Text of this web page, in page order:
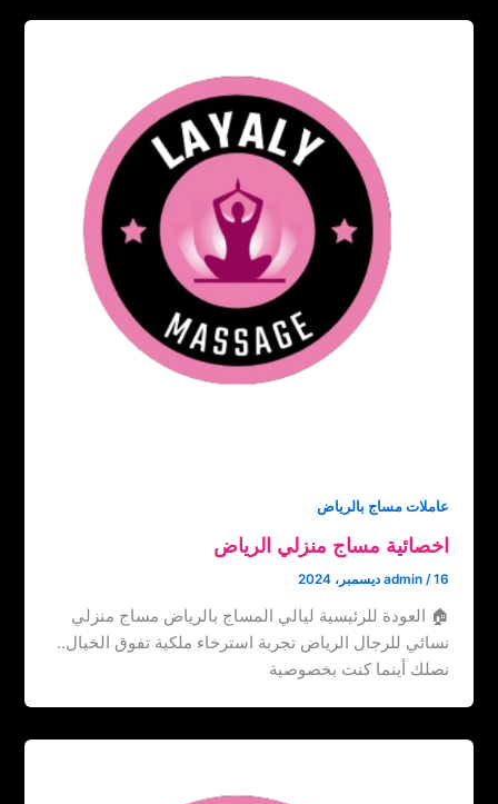
عاملات مساج بالرياض
اخصائية مساج منزلي الرياض
admin /16 ديسمبر، 2024
🏠 العودة للرئيسية ليالي المساج بالرياض مساج منزلي
نسائي للرجال الرياض تجربة استرخاء ملكية تفوق الخيال..
نصلك أينما كنت بخصوصية